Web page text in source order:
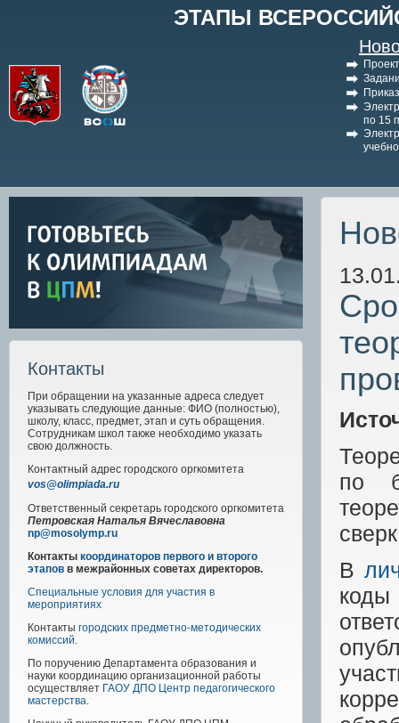
ЭТАПЫ
по 15
Контакты
При обращении на указанные адреса следует
указывать следующие данные: ФИО (полностью),
школу, класс, предмет, этап и суть обращения.
Сотрудникам школ также необходимо указать
свою должность.
Контактный адрес городского оргкомитета
vos@olimpiada.ru
Ответственный секретарь городского оргкомитета
Петровская Наталья Вячеславовна
np@mosolymp.ru
Контакты координаторов первого и второго
этапов в межрайонных советах директоров.
Специальные условия для участия в
мероприятиях
Контакты городских предметно-методических
комиссий.
По поручению Департамента образования и
науки координацию организационной работы
осуществляет ГАОУ ДПО Центр педагогического
мастерства.
по
В